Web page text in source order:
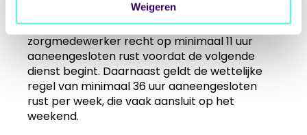
Weigeren
Na een weekenddienst heeft een
zorgmedewerker recht op minimaal 11 uur
aaneengesloten rust voordat de volgende
dienst begint. Daarnaast geldt de wettelijke
regel van minimaal 36 uur aaneengesloten
rust per week, die vaak aansluit op het
weekend.